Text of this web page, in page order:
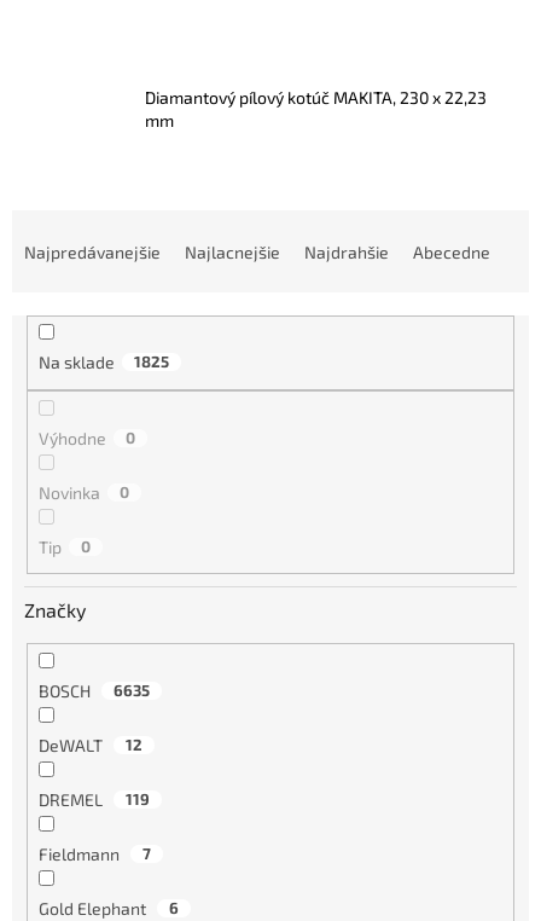
Diamantový pílový kotúč MAKITA, 230 x 22,23
mm
Najpredávanejšie Najlacnejšie Najdrahšie Abecedne
Na sklade 1825
Výhodne 0
Novinka 0
Tip 0
Značky
BOSCH 6635
DeWALT 12
DREMEL 119
Fieldmann 7
Gold Elephant 6